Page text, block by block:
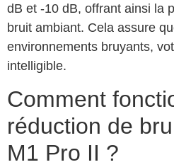
dB et -10 dB, offrant ainsi la
bruit ambiant. Cela assure
environnements bruyants,
intelligible.
Comment
réduction de
M1 Pro II ?